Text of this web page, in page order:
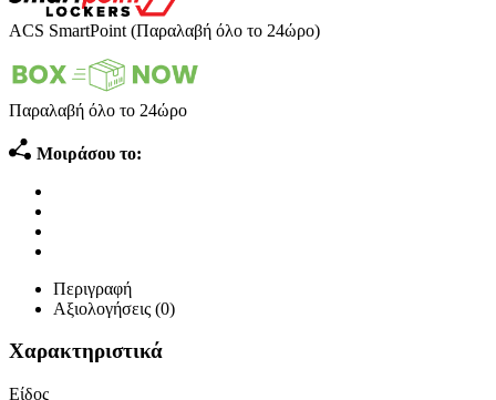
ACS SmartPoint (Παραλαβή όλο το 24ώρο)
Παραλαβή όλο το 24ώρο
Μοιράσου το:
Περιγραφή
Αξιολογήσεις (0)
Χαρακτηριστικά
Είδος